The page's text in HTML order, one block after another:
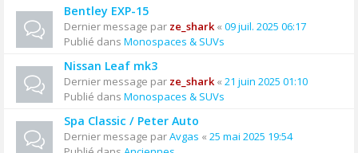
Bentley EXP-15
Dernier message par ze_shark« 09 juil. 2025 06:17
Publié dans Monospaces & SUVs
Nissan Leaf mk3
Dernier message par ze_shark« 21 juin 2025 01:10
Publié dans Monospaces & SUVs
Spa Classic / Peter Auto
Dernier message parAvgas « 25 mai 2025 19:54